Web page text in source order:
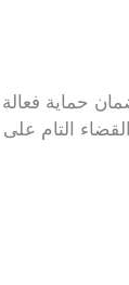
حماية فعالة
التام على